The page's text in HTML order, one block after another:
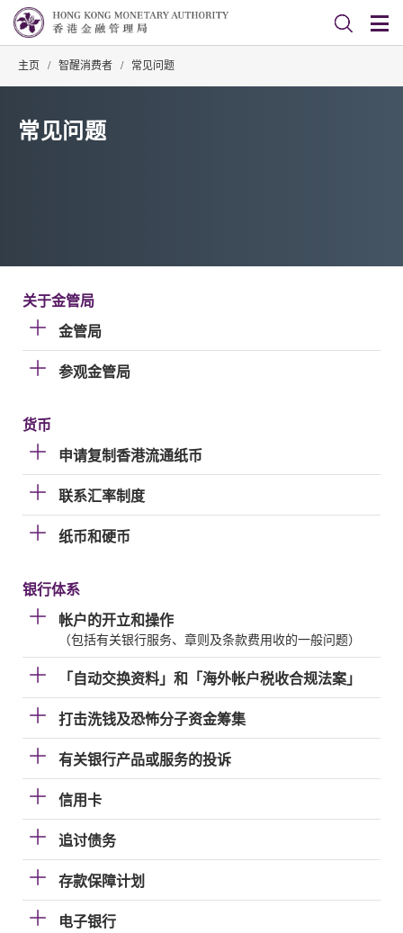
主页 / 智醒消费者 / 常见问题
常见问题
关于金管局
金管局
参观金管局
货币
申请复制香港流通纸币
联系汇率制度
纸币和硬币
银行体系
帐户的开立和操作
（包括有关银行服务、章则及条款费用收的一般问题）
「自动交换资料」和「海外帐户税收合规法案」
打击洗钱及恐怖分子资金筹集
有关银行产品或服务的投诉
信用卡
追讨债务
存款保障计划
电子银行